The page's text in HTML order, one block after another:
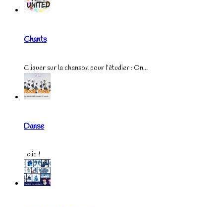
Chants
Cliquer sur la chanson pour l’étudier : On...
Danse
clic !